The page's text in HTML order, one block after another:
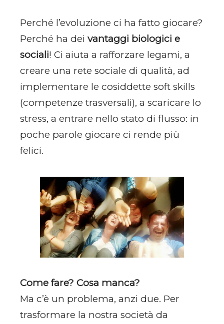
Perché l’evoluzione ci ha fatto giocare?
Perché ha dei vantaggi biologici e
sociali! Ci aiuta a rafforzare legami, a
creare una rete sociale di qualità, ad
implementare le cosiddette soft skills
(competenze trasversali), a scaricare lo
stress, a entrare nello stato di flusso: in
poche parole giocare ci rende più
felici.
Come fare? Cosa manca?
Ma c’è un problema, anzi due. Per
trasformare la nostra società da